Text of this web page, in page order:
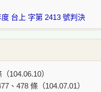
台上 字第 2413 號判決
年度 建上更(一) 字第 1 號判
台上 字第 2421 號裁定
104.06.10）
、478 條（104.07.01）